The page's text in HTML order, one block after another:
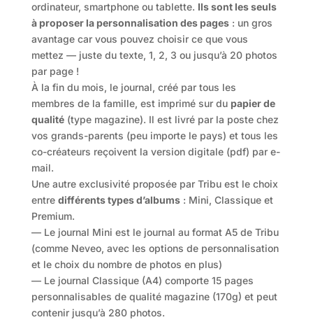
ordinateur, smartphone ou tablette. Ils sont les seuls
à proposer la personnalisation des pages: un gros
avantage car vous pouvez choisir ce que vous
mettez — juste du texte, 1, 2, 3 ou jusqu’à 20 photos
par page !
À la fin du mois, le journal, créé par tous les
membres de la famille, est imprimé sur du papier de
qualité(type magazine). Il est livré par la poste chez
vos grands-parents (peu importe le pays) et tous les
co-créateurs reçoivent la version digitale (pdf) par e-
mail.
Une autre exclusivité proposée par Tribu est le choix
entre différents types d’albums: Mini, Classique et
Premium.
— Le journal Mini est le journal au format A5 de Tribu
(comme Neveo, avec les options de personnalisation
et le choix du nombre de photos en plus)
— Le journal Classique (A4) comporte 15 pages
personnalisables de qualité magazine (170g) et peut
contenir jusqu’à 280 photos.